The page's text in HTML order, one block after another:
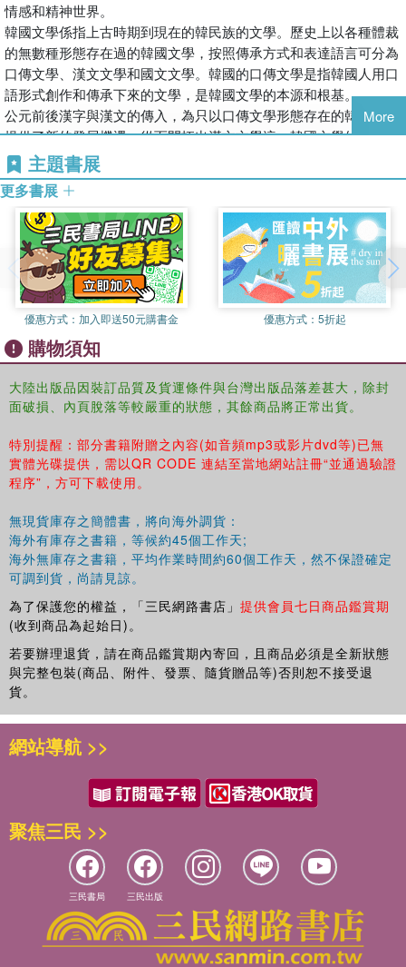
情感和精神世界。
韓國文學係指上古時期到現在的韓民族的文學。歷史上以各種體裁
的無數種形態存在過的韓國文學，按照傳承方式和表達語言可分為
口傳文學、漢文文學和國文文學。韓國的口傳文學是指韓國人用口
語形式創作和傳承下來的文學，是韓國文學的本源和根基。
公元前後漢字與漢文的傳入，為只以口傳文學形態存在的韓國文學
提供了新的發展機遇，從而開拓出漢文文學這一韓國文學的嶄新領
域。韓國的漢文文學是指韓國人的生活體驗由韓國人以古代漢文
（文言文）的形式表現出來且傳承下來的文學，它形成於公元5世
紀之前，直到19世紀末依然顯示出旺盛的生命力。從這一點來說，
“韓國的中世紀堪稱是漢文文學的時代”。
1443年，訓民正音的創制為韓國國文文學的發展與成長提供了語言
基礎。由於韓文作為記錄韓國語的文字較漢文淺顯易懂，所以文學
的讀者階層得到了擴大，文學也就有望具有更加富於民族特性的形
式和內容了。但是，訓民正音的創制並沒能直接促成國文文學的發
達，早已習慣於使用漢文的士大夫階層鄙視訓民正音並視之為諺
文，很長一段時間都不肯使用它。從一些士林的儒生和閨中婦女用
諺文寫作信箋並翻譯和創作小說開始，韓國的國文文學才邁開了其
艱難的成長步伐。韓國的國文文學在漢文文學的夾縫中不斷壯大，
到了17世紀以後得到長足的發展並取得了與漢文文學並肩而立的地
韓國的口傳文學、漢文文學和國文文學在不斷的交互作用下成為一
個有機的整體，同時也由於語言和傳承方式以及社會背景的差異而
各自保留了特性。如果說口傳文學的主體是以農民為主的下層民眾
而漢文文學的主體是兩班士大夫，那麼國文文學的主體則是新興的
市民階層。文學主體的不同，必然導致文學內容和形式的不同。如
果說包括漢文文學在內的韓國古代文學的成長和中國文學的影響密
不可分，那麼韓國國文文學的成長離開對西歐文學的接受亦無從談
到了19世紀末20世紀初，歐洲主導的近代化進程導致漢文文學和口
傳文學喪失了其賴以生存的基礎，而國文文學則擴大到了文學的幾
乎全部領域。韓國文學從只有口傳文學的時代，經過口傳文學與漢
文文學共存及口傳文學、漢文文學與國文文學並存的時代，進入了
國文文學獨霸天下的時代。如果說中世紀是漢文文學的時代，那麼
自20世紀以來則可以說是國文文學的時代。但是，20世紀前半期的
韓國處在日本殖民統治之下，其文學作為民族文學的品格嚴重受
損，40年代還出現了大量用日語創作的文學作品。
在漫長的歷史歲月中，韓國語雖在語法結構上沒有發生太大的變
化，但是其常用詞彙、習慣用語和標記法隨著時代的變化發生了不
少改變。而且，縱觀從古至今的韓國文學發展，1945年民族解放以
後，20世紀後半期以來的韓國文學民族特色鮮明，作品在內容上更
加豐富，語言上更加鮮活，也更具有可讀性。
More
主題書展
更多書展
優惠方式： 加入即送50元購書金 優惠方式： 5折起
購物須知
大陸出版品因裝訂品質及貨運條件與台灣出版品落差甚大，除封
面破損、內頁脫落等較嚴重的狀態，其餘商品將正常出貨。
特別提醒：部分書籍附贈之內容(如音頻mp3或影片dvd等)已無
實體光碟提供，需以QR CODE 連結至當地網站註冊“並通過驗證
程序”，方可下載使用。
無現貨庫存之簡體書，將向海外調貨：
海外有庫存之書籍，等候約45個工作天;
海外無庫存之書籍，平均作業時間約60個工作天，然不保證確定
可調到貨，尚請見諒。
為了保護您的權益，「三民網路書店」 提供會員七日商品鑑賞期
(收到商品為起始日)。
若要辦理退貨，請在商品鑑賞期內寄回，且商品必須是全新狀態
與完整包裝(商品、附件、發票、隨貨贈品等)否則恕不接受退
貨。
網站導航 >>
聚焦三民 >>
三民書局 三民出版